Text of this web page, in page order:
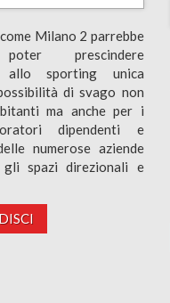
Milano 2 parrebbe
prescindere
allo sporting unica
di svago non
ma anche per i
dipendenti e
numerose aziende
gli spazi direzionali e